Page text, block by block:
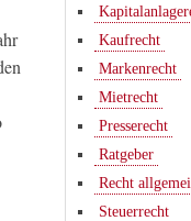
Kaufrecht
Markenrecht
Mietrecht
Presserecht
Ratgeber
Recht
Steuerrecht